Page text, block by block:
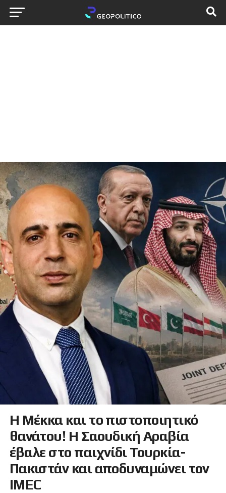
Η Μέκκα και το πιστοποιητικό
θανάτου! Η Σαουδική Αραβία
έβαλε στο παιχνίδι Τουρκία-
Πακιστάν και αποδυναμώνει τον
IMEC